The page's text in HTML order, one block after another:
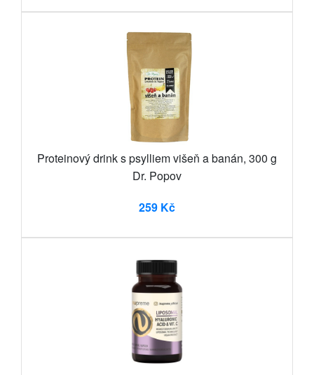
Proteinový drink s psylliem višeň a banán, 300 g
Dr. Popov
259 Kč